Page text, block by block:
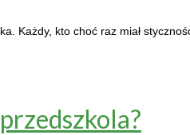
Każdy, kto choć raz miał